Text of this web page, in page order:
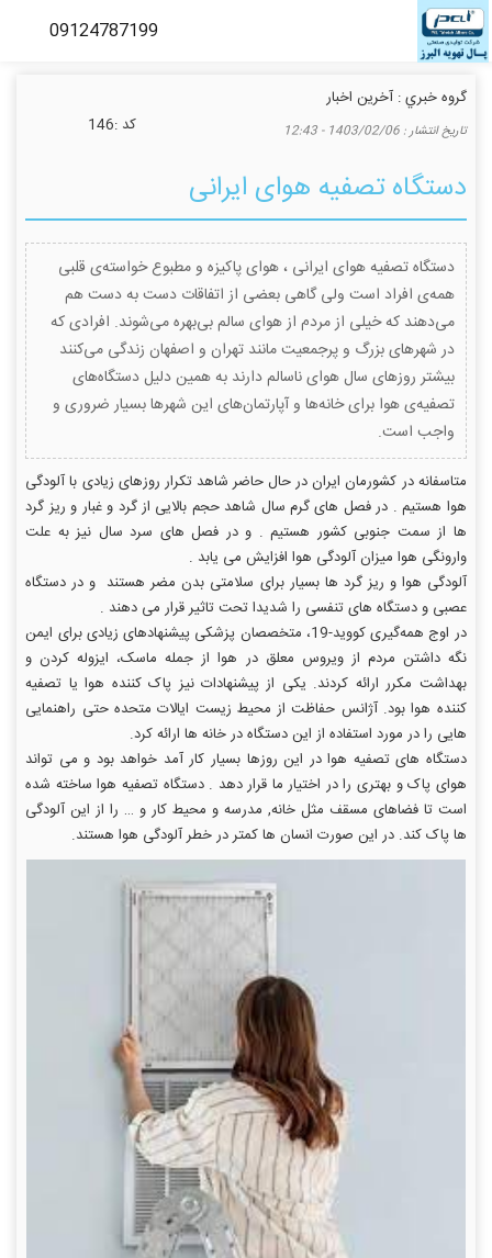
گروه خبري :آخرین اخبار
تاريخ انتشار :1403/02/06 - 12:43 كد :146
دستگاه تصفیه هوای ایرانی
دستگاه تصفیه هوای ایرانی ، هوای پاکیزه و مطبوع خواسته‌ی قلبی
همه‌ی افراد است ولی گاهی بعضی از اتفاقات دست به دست هم
می‌‌دهند که خیلی از مردم از هوای سالم بی‌بهره می‌شوند. افرادی که
در شهرهای بزرگ و پرجمعیت مانند تهران و اصفهان زندگی می‌کنند
بیشتر روزهای سال هوای ناسالم دارند به همین دلیل دستگاه‌های
تصفیه‌ی هوا برای خانه‌ها و آپارتمان‌های این شهرها بسیار ضروری و
واجب است.
متاسفانه در کشورمان ایران در حال حاضر شاهد تکرار روزهای زیادی با آلودگی
هوا هستیم . در فصل های گرم سال شاهد حجم بالایی از گرد و غبار و ریز گرد
ها از سمت جنوبی کشور هستیم . و در فصل های سرد سال نیز به علت
وارونگی هوا میزان آلودگی هوا افزایش می یابد .
آلودگی هوا و ریز گرد ها بسیار برای سلامتی بدن مضر هستند و در دستگاه
عصبی و دستگاه های تنفسی را شدیدا تحت تاثیر قرار می دهند .
در اوج همه‌گیری کووید-19، متخصصان پزشکی پیشنهادهای زیادی برای ایمن
نگه داشتن مردم از ویروس معلق در هوا از جمله ماسک، ایزوله کردن و
بهداشت مکرر ارائه کردند. یکی از پیشنهادات نیز پاک کننده هوا یا تصفیه
کننده هوا بود. آژانس حفاظت از محیط زیست ایالات متحده حتی راهنمایی
هایی را در مورد استفاده از این دستگاه در خانه ها ارائه کرد.
دستگاه های تصفیه هوا در این روزها بسیار کار آمد خواهد بود و می تواند
هوای پاک و بهتری را در اختیار ما قرار دهد . دستگاه تصفیه هوا ساخته شده
است تا فضاهای مسقف مثل خانه, مدرسه و محیط کار و … را از این آلودگی
ها پاک کند. در این صورت انسان ها کمتر در خطر آلودگی هوا هستند.